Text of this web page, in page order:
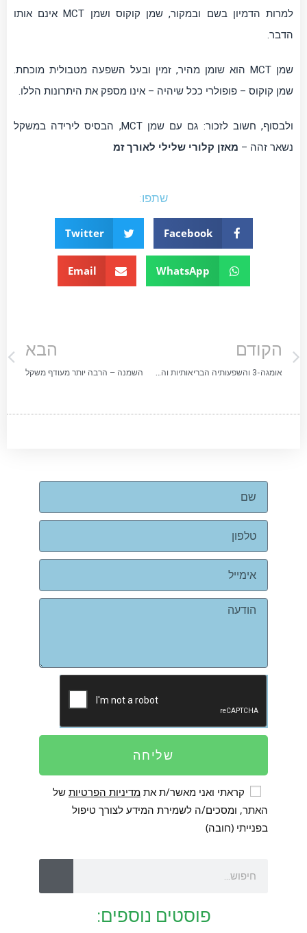
למרות הדמיון בשם ובמקור, שמן קוקוס ושמן MCT אינם אותו
הדבר.
שמן MCT הוא שומן מהיר, זמין ובעל השפעה מטבולית מוכחת.
שמן קוקוס – פופולרי ככל שיהיה – אינו מספק את היתרונות הללו.
ולבסוף, חשוב לזכור: גם עם שמן MCT, הבסיס לירידה במשקל
נשאר זהה – מאזן קלורי שלילי לאורך זמ
שתפו:
Facebook
Twitter
WhatsApp
Email
הקודם הבא
השמנה – הרבה יותר מעודף משקל
שליחה
קראתי ואני מאשר/ת את מדיניות הפרטיות של
האתר, ומסכים/ה לשמירת המידע לצורך טיפול
בפנייתי (חובה)
פוסטים נוספים: